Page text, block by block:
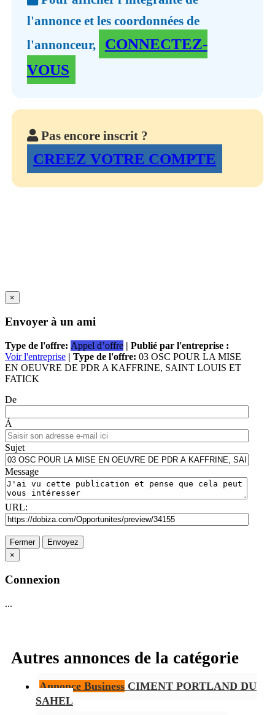
l'annonce et les coordonnées de
l'annonceur,
CONNECTEZ-
VOUS
Pas encore inscrit ?
CREEZ VOTRE COMPTE
×
Envoyer à un ami
Type de l'offre: Appel d’offre | Publié par l'entreprise :
Voir l'entreprise | Type de l'offre: 03 OSC POUR LA MISE
EN OEUVRE DE PDR A KAFFRINE, SAINT LOUIS ET
FATICK
De
Á
Sujet
Message
URL:
Fermer
Envoyez
×
Connexion
...
Autres annonces de la catégorie
Annonce Business CIMENT PORTLAND DU
SAHEL